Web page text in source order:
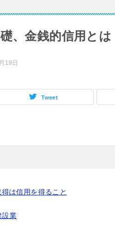
、金銭的信用とは
19日
Tweet
は信用を得ること
設業